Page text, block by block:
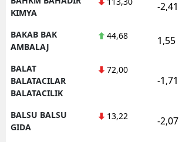
KIMYA
-2,41
BAKAB BAK
AMBALAJ
44,68 1,55
BALAT
BALATACILAR
BALATACILIK
72,00
-1,71
BALSU BALSU
GIDA
13,22 -2,07